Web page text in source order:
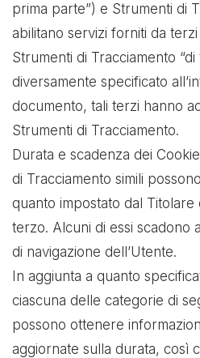
prima parte”) e Strumenti di
abilitano servizi forniti da
Strumenti di Tracciamento
diversamente specificato
documento, tali terzi hanno
Strumenti di Tracciamento.
Durata e scadenza dei
di Tracciamento simili
quanto impostato dal
terzo. Alcuni di essi scadono
di navigazione dell’Utente.
In aggiunta a quanto
ciascuna delle categorie di
possono ottenere
aggiornate sulla durata, così